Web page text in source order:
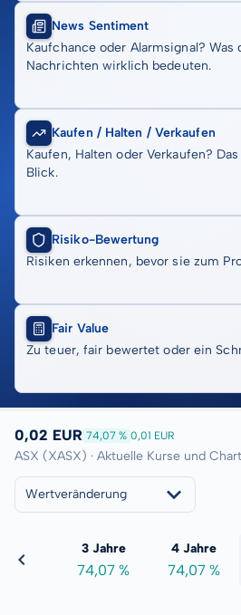
News Sentiment
Kaufchance oder Alarmsignal? Was
Nachrichten wirklich bedeuten.
Kaufen / Halten / Verkaufen
Kaufen, Halten oder Verkaufen?
Blick.
Risiko-Bewertung
Risiken erkennen, bevor sie zum
Fair Value
Zu teuer, fair bewertet oder ein
0,02 EUR 74,07 % 0,01 EUR
ASX (XASX) · Aktuelle Kurse und
Wertveränderung
%
3 Jahre
74,07 %
4 Jahre
74,07 %